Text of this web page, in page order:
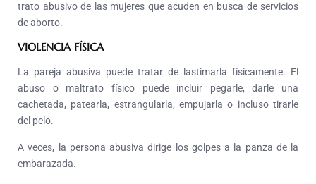
trato abusivo de las mujeres que acuden en busca de servicios
de aborto.
VIOLENCIA FÍSICA
La pareja abusiva puede tratar de lastimarla físicamente. El
abuso o maltrato físico puede incluir pegarle, darle una
cachetada, patearla, estrangularla, empujarla o incluso tirarle
del pelo.
A veces, la persona abusiva dirige los golpes a la panza de la
embarazada.